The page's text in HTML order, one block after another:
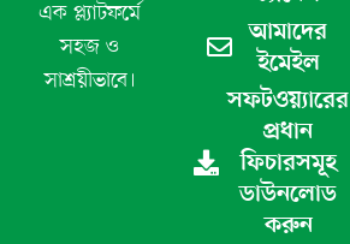
এক প্ল্যাটফর্মে
সহজ ও
সাশ্রয়ীভাবে।
আমাদের
ইমেইল
সফটওয়্যারের
প্রধান
ফিচারসমূহ
ডাউনলোড
করুন